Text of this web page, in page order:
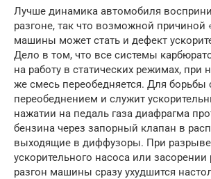
Лучше динамика автомобиля
разгоне, так что возможной причиной
машины может стать и дефект
Дело в том, что все системы
на работу в статических режимах, при
же смесь переобедняется. Для борьбы
переобеднением и служит
нажатии на педаль газа диафрагма
бензина через запорный клапан в
выходящие в диффузоры. При
ускорительного насоса или
разгон машины сразу ухудшится